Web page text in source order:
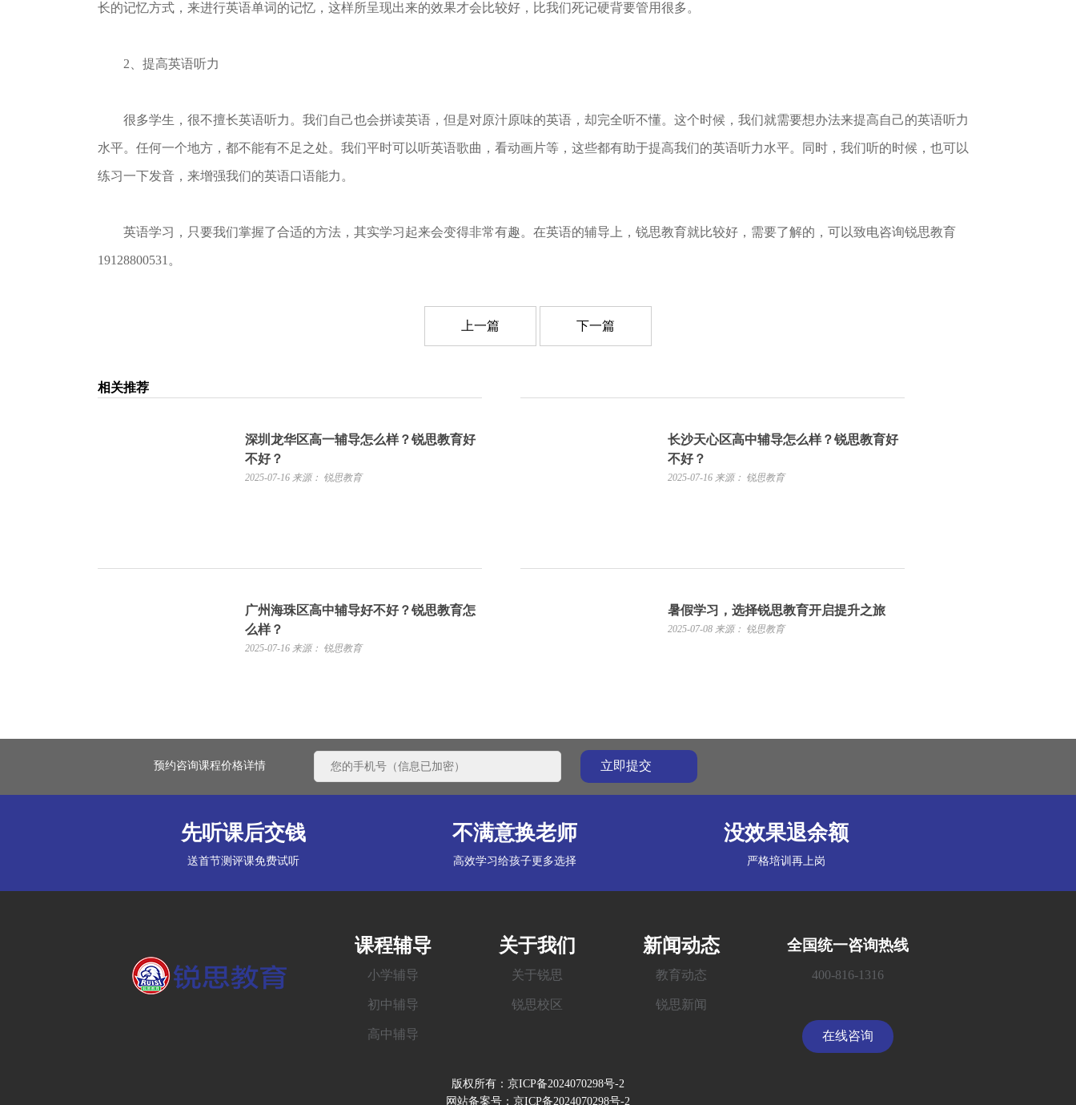
长的记忆方式，来进行英语单词的记忆，这样所呈现出来的效果才会比较好，比我们死记硬背要管用很多。
2、提高英语听力
很多学生，很不擅长英语听力。我们自己也会拼读英语，但是对原汁原味的英语，却完全听不懂。这个时候，我们就需要想办法来提高自己的英语听力
水平。任何一个地方，都不能有不足之处。我们平时可以听英语歌曲，看动画片等，这些都有助于提高我们的英语听力水平。同时，我们听的时候，也可以
练习一下发音，来增强我们的英语口语能力。
英语学习，只要我们掌握了合适的方法，其实学习起来会变得非常有趣。在英语的辅导上，锐思教育就比较好，需要了解的，可以致电咨询锐思教育
19128800531。
上一篇 下一篇
相关推荐
深圳龙华区高一辅导怎么样？锐思教育好
不好？
2025-07-16 来源： 锐思教育
长沙天心区高中辅导怎么样？锐思教育好
不好？
2025-07-16 来源： 锐思教育
广州海珠区高中辅导好不好？锐思教育怎
么样？
2025-07-16 来源： 锐思教育
暑假学习，选择锐思教育开启提升之旅
2025-07-08 来源： 锐思教育
预约咨询课程价格详情
先听课后交钱
送首节测评课免费试听
不满意换老师
高效学习给孩子更多选择
没效果退余额
严格培训再上岗
课程辅导
小学辅导
初中辅导
高中辅导
关于我们
关于锐思
锐思校区
新闻动态
教育动态
锐思新闻
全国统一咨询热线
400-816-1316
在线咨询
版权所有：京ICP备2024070298号-2
网站备案号：京ICP备2024070298号-2